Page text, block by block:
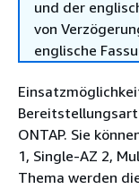
und der
von
englische
ONTAP. Sie
1, Single-AZ 2,
Thema werden